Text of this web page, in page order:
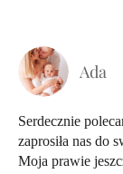
Ada
Serdecznie
zaprosiła nas do
Moja prawie